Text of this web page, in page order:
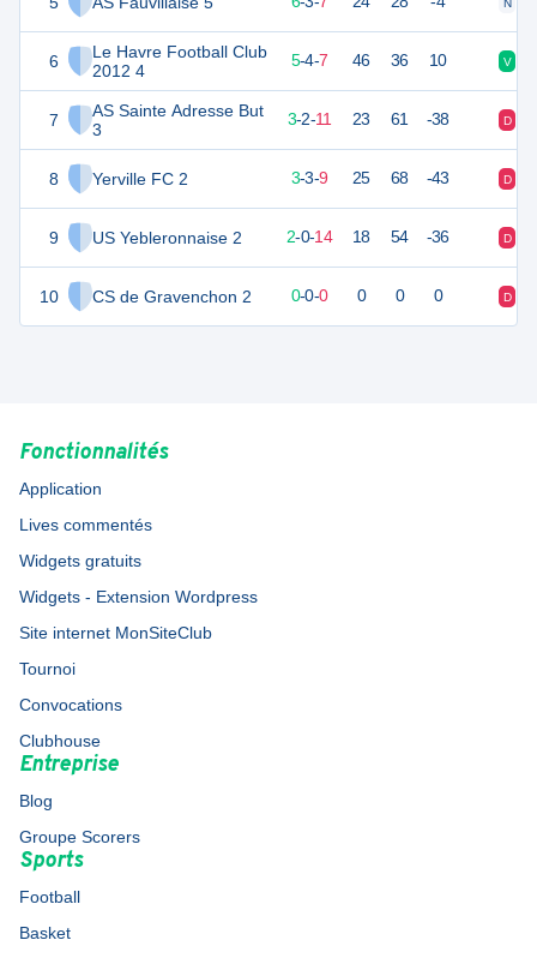
6
Le Havre Football Club
2012 4
7
AS Sainte Adresse But
3
8 Yerville FC 2
9 US Yebleronnaise 2
10 CS de Gravenchon 2
35 16 5-4-7 46 36 10 V
27 16 3-2-11 23 61 -38 D
3-3-9 25 68 -43 D
22 2-0-14 18 54 -36 D
0 0-0-0 0 0 0 D
Fonctionnalités
Application
Lives commentés
Widgets gratuits
Widgets - Extension Wordpress
Site internet MonSiteClub
Tournoi
Convocations
Clubhouse
Entreprise
Blog
Groupe Scorers
Sports
Football
Basket